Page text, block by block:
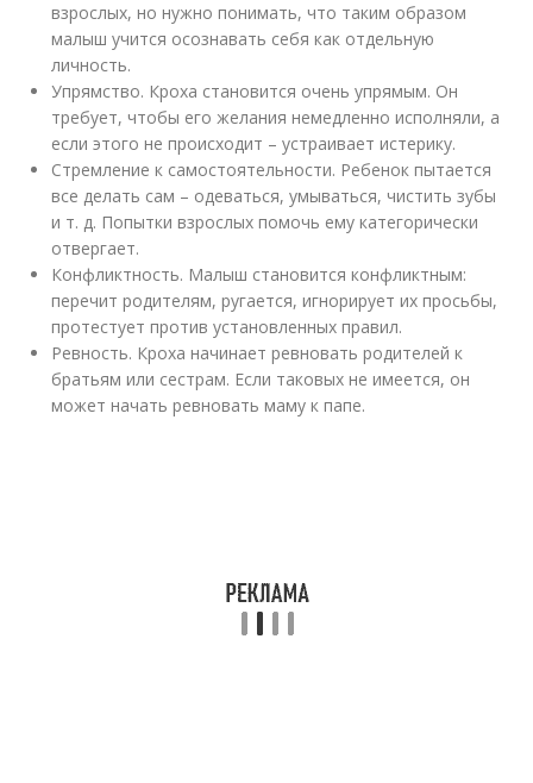
взрослых, но нужно понимать, что таким образом
малыш учится осознавать себя как отдельную
личность.
Упрямство. Кроха становится очень упрямым. Он
требует, чтобы его желания немедленно исполняли, а
если этого не происходит – устраивает истерику.
Стремление к самостоятельности. Ребенок пытается
все делать сам – одеваться, умываться, чистить зубы
и т. д. Попытки взрослых помочь ему категорически
отвергает.
Конфликтность. Малыш становится конфликтным:
перечит родителям, ругается, игнорирует их просьбы,
протестует против установленных правил.
Ревность. Кроха начинает ревновать родителей к
братьям или сестрам. Если таковых не имеется, он
может начать ревновать маму к папе.